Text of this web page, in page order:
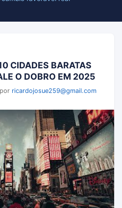
CIDADES BARATAS
O DOBRO EM 2025
por ricardojosue259@gmail.com